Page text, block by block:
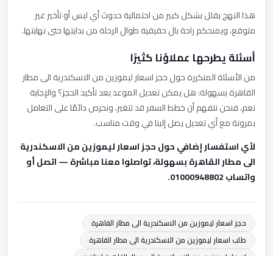
هذا النهج يقلل بشكل كبير من احتمالية حدوث أي لبس أو تأخير غير
متوقع، ويمنحكم راحة بال حقيقية طوال الرحلة من بدايتها حتى نهايتها.
أسئلة يطرحها عملاؤنا كثيرًا
من الأسئلة المتكررة حول حجز اسعار ليموزين من الاسكندرية الى مطار
القاهرة بسهولة: هل يمكن تعديل الموعد بعد تأكيد الحجز؟ والإجابة
نعم، فنحن نتفهم أن خطط السفر قد تتغير، ونحرص دائمًا على التعامل
بمرونة مع أي تعديل يصل إلينا في وقت مناسب.
لأي استفسار إضافي حول حجز اسعار ليموزين من الاسكندرية
الى مطار القاهرة بسهولة، تواصلوا معنا مباشرة — اتصل أو
واتساب 01000948802.
حجز اسعار ليموزين من الاسكندرية الى مطار القاهرة
طلب اسعار ليموزين من الاسكندرية الى مطار القاهرة